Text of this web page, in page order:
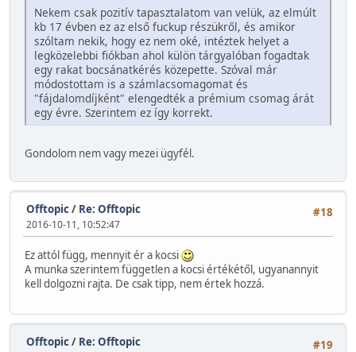
Nekem csak pozitív tapasztalatom van velük, az elmúlt
kb 17 évben ez az első fuckup részükről, és amikor
szóltam nekik, hogy ez nem oké, intéztek helyet a
legközelebbi fiókban ahol külön tárgyalóban fogadtak
egy rakat bocsánatkérés közepette. Szóval már
módostottam is a számlacsomagomat és
"fájdalomdíjként" elengedték a prémium csomag árát
egy évre. Szerintem ez így korrekt.
Gondolom nem vagy mezei ügyfél.
#18
Offtopic/ Re: Offtopic
2016-10-11, 10:52:47
Ez attól függ, mennyit ér a kocsi
A munka szerintem független a kocsi értékétől, ugyanannyit
kell dolgozni rajta. De csak tipp, nem értek hozzá.
#19
Offtopic/ Re: Offtopic